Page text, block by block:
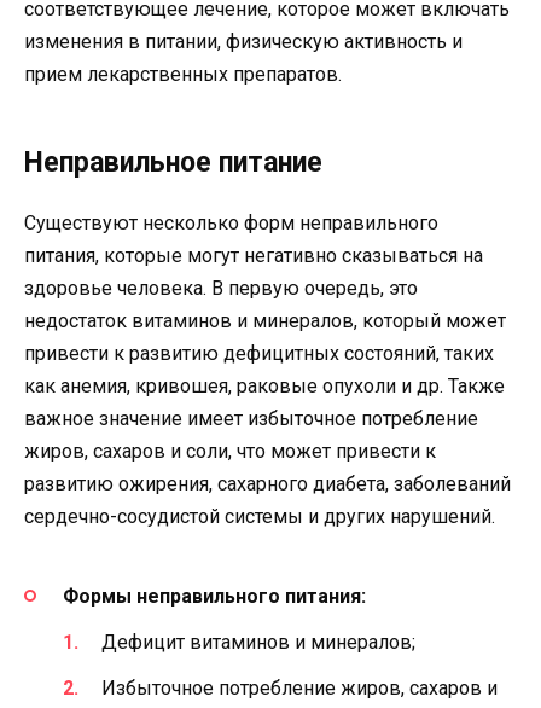
соответствующее лечение, которое может включать
изменения в питании, физическую активность и
прием лекарственных препаратов.
Неправильное питание
Существуют несколько форм неправильного
питания, которые могут негативно сказываться на
здоровье человека. В первую очередь, это
недостаток витаминов и минералов, который может
привести к развитию дефицитных состояний, таких
как анемия, кривошея, раковые опухоли и др. Также
важное значение имеет избыточное потребление
жиров, сахаров и соли, что может привести к
развитию ожирения, сахарного диабета, заболеваний
сердечно-сосудистой системы и других нарушений.
Формы неправильного питания:
Дефицит витаминов и минералов;
Избыточное потребление жиров, сахаров и